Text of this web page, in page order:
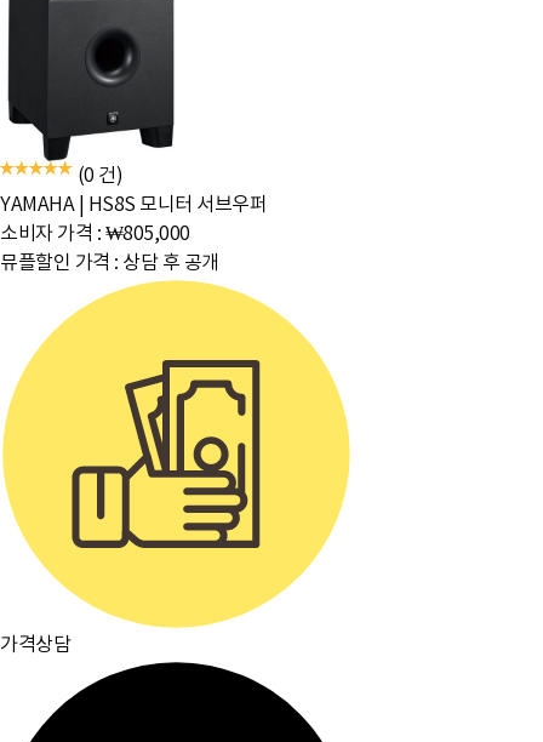
(0 건)
YAMAHA
HS8S 모니터 서브우퍼
소비자 가격 : ₩805,000
뮤플할인 가격 : 상담 후 공개
가격상담